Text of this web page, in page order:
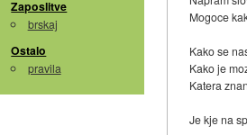
Zaposlitve
brskaj
Ostalo
pravila
Mogoce
Kako se
Kako je
Katera
Je kje na